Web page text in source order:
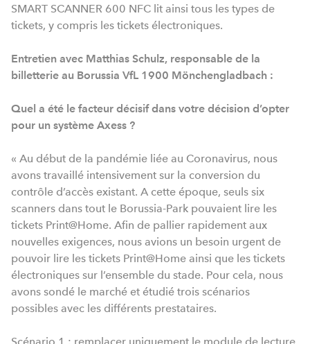
SMART SCANNER 600 NFC lit ainsi tous les types de
tickets, y compris les tickets électroniques.
Entretien avec Matthias Schulz, responsable de la
billetterie au Borussia VfL 1900 Mönchengladbach :
Quel a été le facteur décisif dans votre décision d’opter
pour un système Axess ?
« Au début de la pandémie liée au Coronavirus, nous
avons travaillé intensivement sur la conversion du
contrôle d’accès existant. A cette époque, seuls six
scanners dans tout le Borussia-Park pouvaient lire les
tickets Print@Home. Afin de pallier rapidement aux
nouvelles exigences, nous avions un besoin urgent de
pouvoir lire les tickets Print@Home ainsi que les tickets
électroniques sur l’ensemble du stade. Pour cela, nous
avons sondé le marché et étudié trois scénarios
possibles avec les différents prestataires.